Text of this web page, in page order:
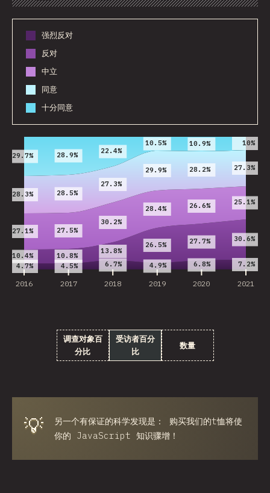
图表 数据 分享 自定义数据
强烈反对
反对
中立
同意
十分同意
2016 2017 2018 2019 2020 2021
2016 2017 2018 2019 2020 2021
4.7% 4.5% 6.7% 4.9% 6.8% 7.2%
10.4% 10.8%
13.8%
26.5% 27.7% 30.6%
27.1% 27.5%
30.2%
28.4% 26.6% 25.1%
28.3% 28.5%
27.3%
29.9% 28.2% 27.3%
29.7% 28.9% 22.4%
10.5% 10.9% 10%
调查对象百
分比
受访者百分
比
数量
💡
另一个有保证的科学发现是： 购买我们的t恤将使
你的 JavaScript 知识骤增！